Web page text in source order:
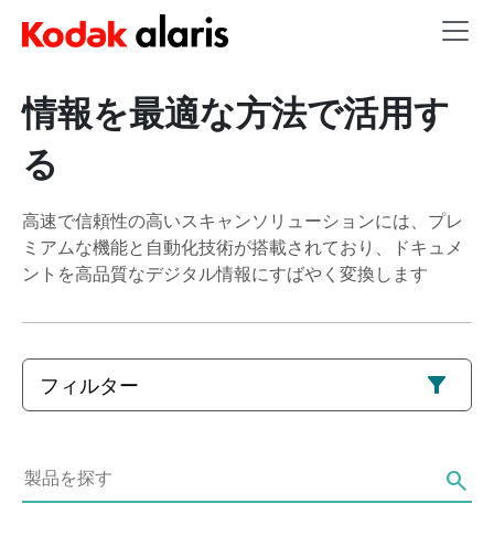
Skip to main content
情報を最適な方法で活用す
る
高速で信頼性の高いスキャンソリューションには、プレ
ミアムな機能と自動化技術が搭載されており、ドキュメ
ントを高品質なデジタル情報にすばやく変換します
フィルター
製品を探す search